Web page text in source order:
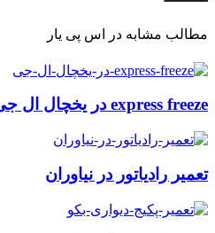
مطالب مشابه در اس پی یار
express freeze در یخچال ال جی
تعمیر رادیاتور در نیاوران